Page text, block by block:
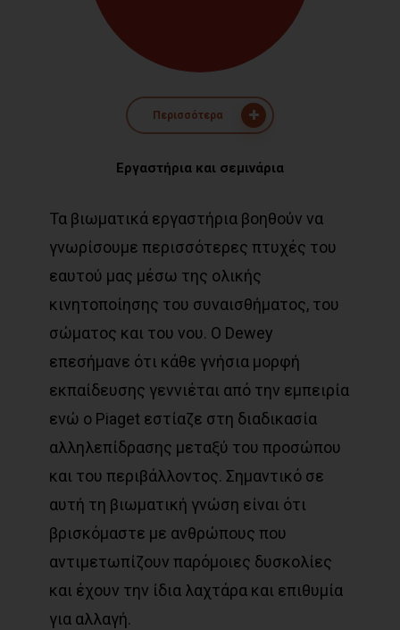
Περισσότερα
Εργαστήρια και σεμινάρια
Τα βιωματικά εργαστήρια βοηθούν να
γνωρίσουμε περισσότερες πτυχές του
εαυτού μας μέσω της ολικής
κινητοποίησης του συναισθήματος, του
σώματος και του νου. Ο Dewey
επεσήμανε ότι κάθε γνήσια μορφή
εκπαίδευσης γεννιέται από την εμπειρία
ενώ ο Piaget εστίαζε στη διαδικασία
αλληλεπίδρασης μεταξύ του προσώπου
και του περιβάλλοντος. Σημαντικό σε
αυτή τη βιωματική γνώση είναι ότι
βρισκόμαστε με ανθρώπους που
αντιμετωπίζουν παρόμοιες δυσκολίες
και έχουν την ίδια λαχτάρα και επιθυμία
για αλλαγή.